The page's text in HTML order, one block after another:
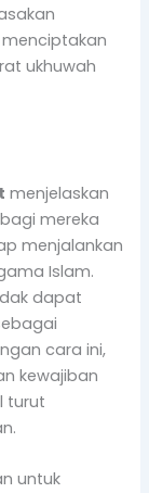
ukhuwah
menjelaskan
mereka
menjalankan
Islam.
dapat
cara ini,
kewajiban
turut
untuk